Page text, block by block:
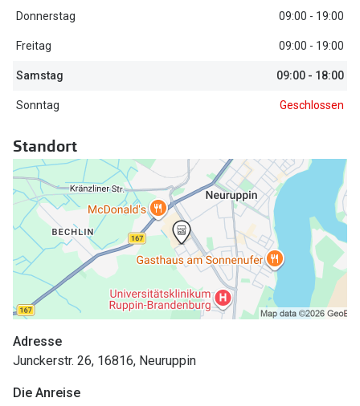
Oakley Meta
Brillentrends 2026
Glaspakete
Glasveredelungen
Brillenglas Typen
Transitions Gläser
Blaulichtfilter
Stellest®-Brillengläser
Zubehör
Brillenbügel
Ratgeber
UV-
Alle
Angebote
Brillen 2
Donnerstag 09:00 - 19:00
Freitag 09:00 - 19:00
Samstag 09:00 - 18:00
Sonntag Geschlossen
Standort
Adresse
Junckerstr. 26, 16816, Neuruppin
Die Anreise